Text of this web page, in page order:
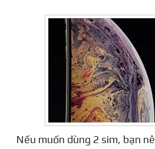
về Việt Nam cũng chỉ để ‘làm
mạng chưa hỗ trợ", Đức
thông, chia sẻ. "Đến nay mới
phát triển hỗ trợ công nghệ e-
không phải nhà mạng nào cũng